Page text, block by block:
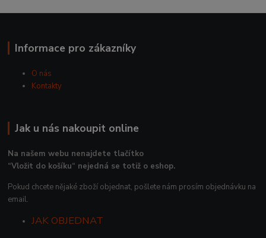
Informace pro zákazníky
O nás
Kontakty
Jak u nás nakoupit online
Na našem webu nenajdete tlačítko
“Vložit do košíku“ nejedná se totiž o eshop.
Pokud chcete nějaké zboží objednat, pošlete nám prosím objednávku na
email.
JAK OBJEDNAT